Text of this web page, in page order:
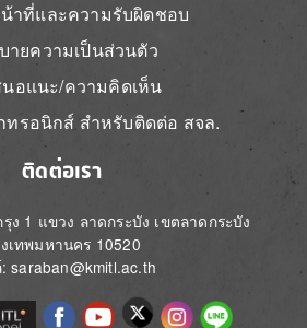
าที่และความรับผิดชอบ
ายความเป็นส่วนตัว
นอแนะ/ความคิดเห็น
ทรอนิกส์ สำหรับติดต่อ สจล.
ติดต่อเรา
ง 1 แขวง ลาดกระบัง เขตลาดกระบัง
เทพมหานคร 10520
saraban@kmitl.ac.th
ImageImageImageImageImage